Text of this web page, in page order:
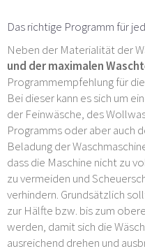
Das richtige Programm für
Neben der Materialität der
und der maximalen
Programmempfehlung für
Bei dieser kann es sich um
der Feinwäsche, des
Programms oder aber auch
Beladung der
dass die Maschine nicht zu
zu vermeiden und
verhindern. Grundsätzlich
zur Hälfte bzw. bis zum
werden, damit sich die
ausreichend drehen und